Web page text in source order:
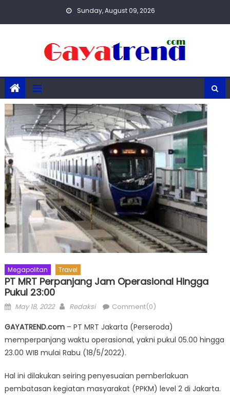
Sunday, August 09, 2026
Megapolitan Travel
PT MRT Perpanjang Jam Operasional Hingga
Pukul 23:00
Posted
May 18, 2022 Author
Redaksi Comment(0)
GAYATREND.com– PT MRT Jakarta (Perseroda)
memperpanjang waktu operasional, yakni pukul 05.00 hingga
23.00 WIB mulai Rabu (18/5/2022).
Hal ini dilakukan seiring penyesuaian pemberlakuan
pembatasan kegiatan masyarakat (PPKM) level 2 di Jakarta.